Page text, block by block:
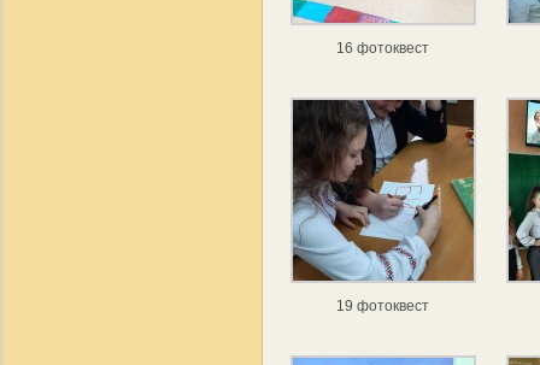
16 фотоквест
19 фотоквест